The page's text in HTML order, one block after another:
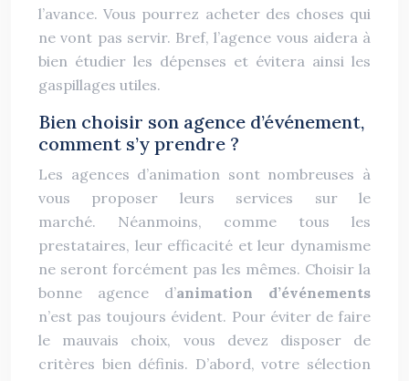
l’avance. Vous pourrez acheter des choses qui
ne vont pas servir. Bref, l’agence vous aidera à
bien étudier les dépenses et évitera ainsi les
gaspillages utiles.
Bien choisir son agence d’événement,
comment s’y prendre ?
Les agences d’animation sont nombreuses à
vous proposer leurs services sur le
marché. Néanmoins, comme tous les
prestataires, leur efficacité et leur dynamisme
ne seront forcément pas les mêmes. Choisir la
bonne agence d’animation d’événements
n’est pas toujours évident. Pour éviter de faire
le mauvais choix, vous devez disposer de
critères bien définis. D’abord, votre sélection